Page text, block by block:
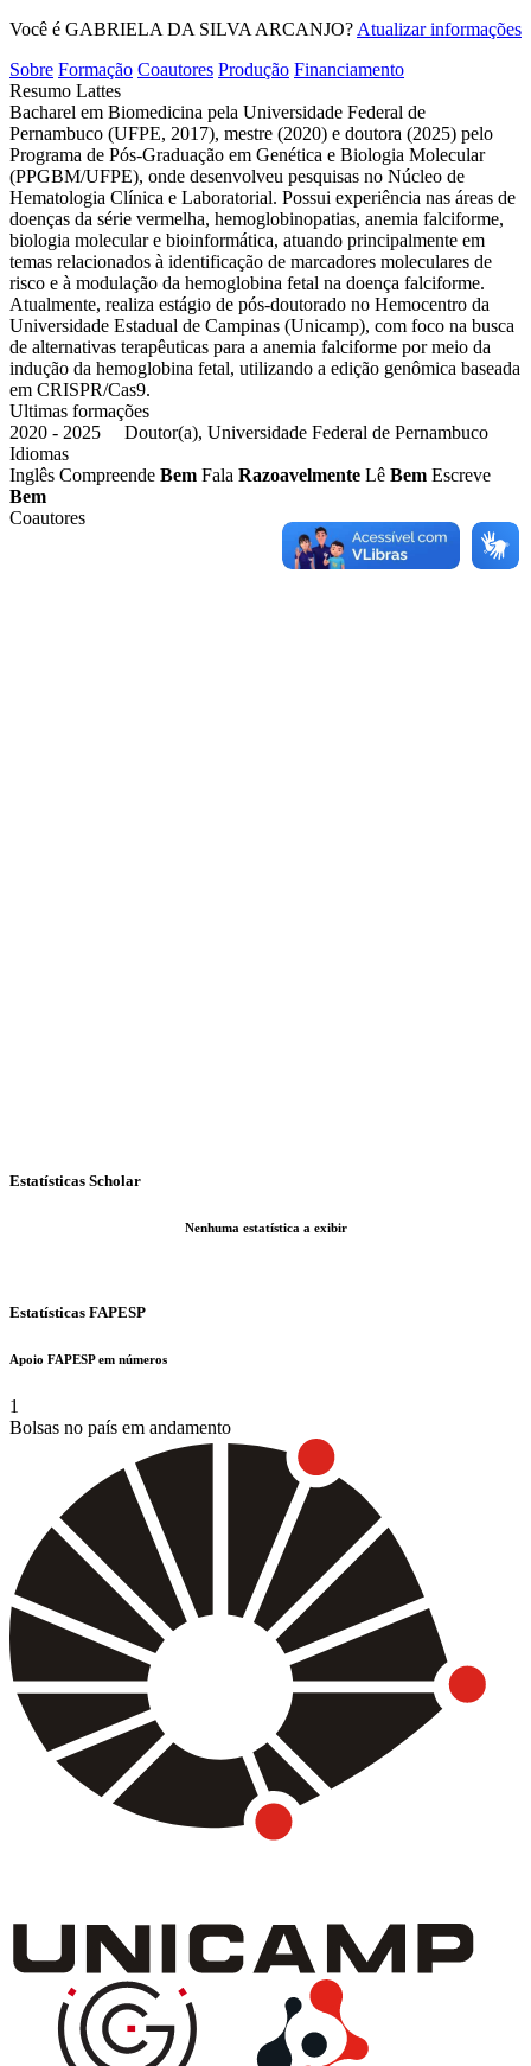
Você é GABRIELA DA SILVA ARCANJO? Atualizar informações
Sobre Formação Coautores Produção Financiamento
Resumo Lattes
Bacharel em Biomedicina pela Universidade Federal de
Pernambuco (UFPE, 2017), mestre (2020) e doutora (2025) pelo
Programa de Pós-Graduação em Genética e Biologia Molecular
(PPGBM/UFPE), onde desenvolveu pesquisas no Núcleo de
Hematologia Clínica e Laboratorial. Possui experiência nas áreas de
doenças da série vermelha, hemoglobinopatias, anemia falciforme,
biologia molecular e bioinformática, atuando principalmente em
temas relacionados à identificação de marcadores moleculares de
risco e à modulação da hemoglobina fetal na doença falciforme.
Atualmente, realiza estágio de pós-doutorado no Hemocentro da
Universidade Estadual de Campinas (Unicamp), com foco na busca
de alternativas terapêuticas para a anemia falciforme por meio da
indução da hemoglobina fetal, utilizando a edição genômica baseada
em CRISPR/Cas9.
Ultimas formações
2020 - 2025 Doutor(a), Universidade Federal de Pernambuco
Idiomas
Inglês Compreende Bem Fala Razoavelmente Lê Bem Escreve
Bem
Coautores
Estatísticas Scholar
Nenhuma estatística a exibir
Estatísticas FAPESP
Apoio FAPESP em números
1
Bolsas no país em andamento